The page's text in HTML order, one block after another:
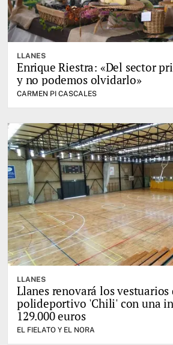
LLANES
Enrique Riestra: «Del sector
y no podemos olvidarlo»
CARMEN PI CASCALES
LLANES
Llanes renovará los vestuarios
polideportivo 'Chili' con una
129.000 euros
EL FIELATO Y EL NORA